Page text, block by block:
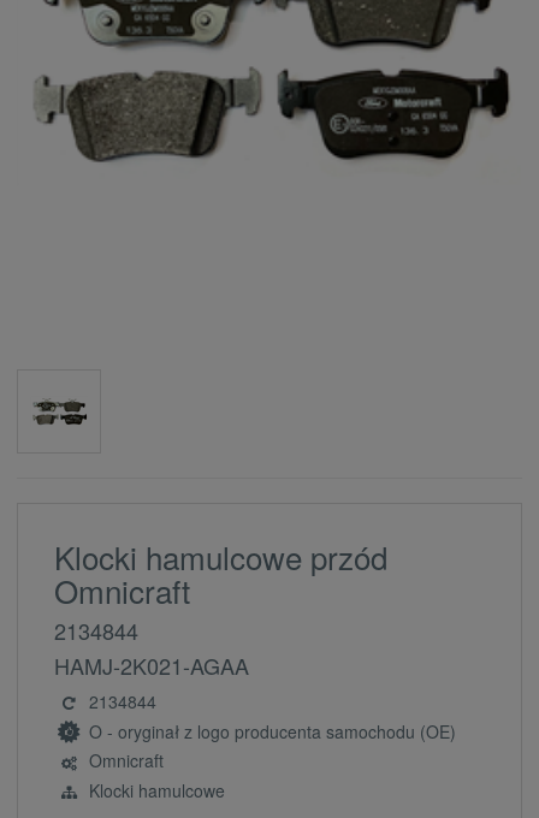
Klocki hamulcowe przód
Omnicraft
2134844
HAMJ-2K021-AGAA
2134844
O - oryginał z logo producenta samochodu (OE)
Omnicraft
Klocki hamulcowe